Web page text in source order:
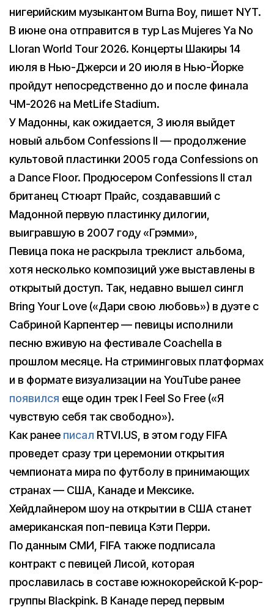
нигерийским музыкантом Burna Boy, пишет NYT.
В июне она отправится в тур Las Mujeres Ya No
Lloran World Tour 2026. Концерты Шакиры 14
июля в Нью-Джерси и 20 июля в Нью-Йорке
пройдут непосредственно до и после финала
ЧМ-2026 на MetLife Stadium.
У Мадонны, как ожидается, 3 июля выйдет
новый альбом Confessions II — продолжение
культовой пластинки 2005 года Confessions on
a Dance Floor. Продюсером Confessions II стал
британец Стюарт Прайс, создававший с
Мадонной первую пластинку дилогии,
выигравшую в 2007 году «Грэмми»,
Певица пока не раскрыла треклист альбома,
хотя несколько композиций уже выставлены в
открытый доступ. Так, недавно вышел сингл
Bring Your Love («Дари свою любовь») в дуэте с
Сабриной Карпентер — певицы исполнили
песню вживую на фестивале Coachella в
прошлом месяце. На стриминговых платформах
и в формате визуализации на YouTube ранее
появился еще один трек I Feel So Free («Я
чувствую себя так свободно»).
Как ранее писал RTVI.US, в этом году FIFA
проведет сразу три церемонии открытия
чемпионата мира по футболу в принимающих
странах — США, Канаде и Мексике.
Хейдлайнером шоу на открытии в США станет
американская поп-певица Кэти Перри.
По данным СМИ, FIFA также подписала
контракт с певицей Лисой, которая
прославилась в составе южнокорейской K-pop-
группы Blackpink. В Канаде перед первым